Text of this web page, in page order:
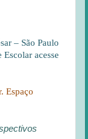
– São Paulo
acesse
Espaço